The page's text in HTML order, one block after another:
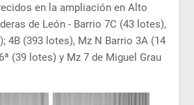
en la ampliación en Alto
de León - Barrio 7C (43 lotes),
4B (393 lotes), Mz N Barrio 3A (14
(39 lotes) y Mz 7 de Miguel Grau